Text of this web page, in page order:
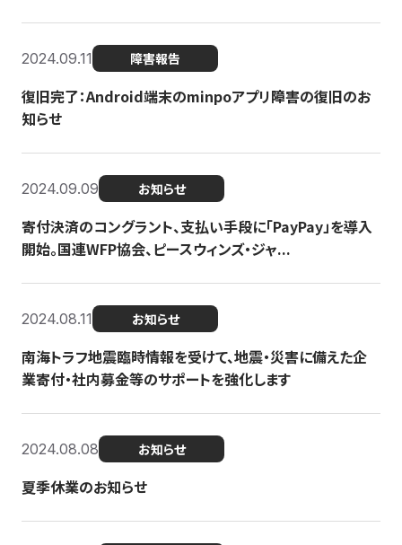
2024.09.11 障害報告
復旧完了：Android端末のminpoアプリ障害の復旧のお
知らせ
2024.09.09 お知らせ
寄付決済のコングラント、支払い手段に「PayPay」を導入
開始。国連WFP協会、ピースウィンズ・ジャ...
2024.08.11 お知らせ
南海トラフ地震臨時情報を受けて、地震・災害に備えた企
業寄付・社内募金等のサポートを強化します
2024.08.08 お知らせ
夏季休業のお知らせ